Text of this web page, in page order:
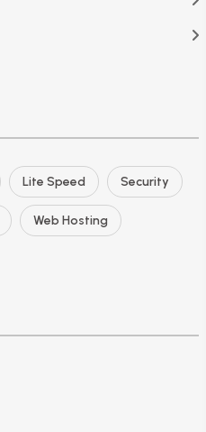
Lite Speed Security
Web Hosting